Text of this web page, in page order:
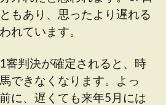
もあり、思ったより遅れる
れています。
審判決が確定されると、時
できなくなります。よっ
に、遅くても来年5月には